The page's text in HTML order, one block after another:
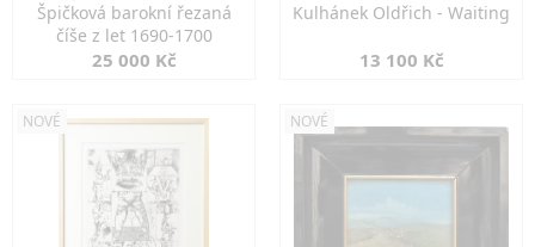
Špičková barokní řezaná
číše z let 1690-1700
25 000 Kč
Kulhánek Oldřich - Waiting
13 100 Kč
NOVÉ NOVÉ